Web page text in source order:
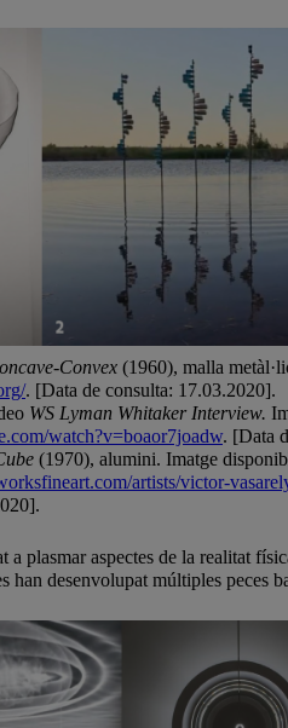
Convex (1960), malla
. [Data de consulta: 17.03.2020].
WS Lyman Whitaker Interview.
watch?v=boaor7joadw. [Data
(1970), alumini. Imatge
artists/victor-
plasmar aspectes de la realitat
desenvolupat múltiples peces